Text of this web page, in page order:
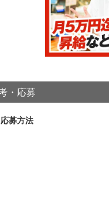
・応募
応募方法